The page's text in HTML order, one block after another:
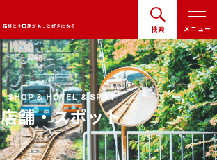
箱根と小田原がもっと好きになる 検索 メニュー
SHOP & HOTEL & SPOT
店舗・スポット